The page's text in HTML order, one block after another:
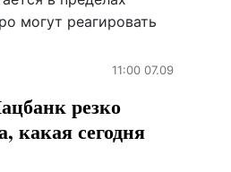
могут реагировать
11:00 07.09
резко
какая сегодня